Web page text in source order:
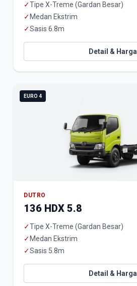
✓Tipe X-Treme (Gardan Besar)
✓ Medan Ekstrim
✓Sasis 6.8m
Detail & Harga
EURO 4
DUTRO
136 HDX 5.8
✓Tipe X-Treme (Gardan Besar)
✓ Medan Ekstrim
✓Sasis 5.8m
Detail & Harga